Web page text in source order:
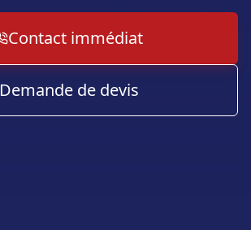
Contact immédiat
Demande de devis